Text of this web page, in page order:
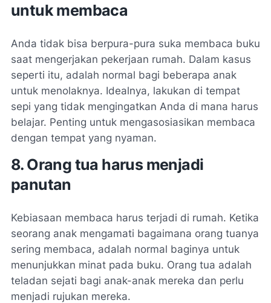
untuk membaca
Anda tidak bisa berpura-pura suka membaca buku
saat mengerjakan pekerjaan rumah. Dalam kasus
seperti itu, adalah normal bagi beberapa anak
untuk menolaknya. Idealnya, lakukan di tempat
sepi yang tidak mengingatkan Anda di mana harus
belajar. Penting untuk mengasosiasikan membaca
dengan tempat yang nyaman.
8. Orang tua harus menjadi
panutan
Kebiasaan membaca harus terjadi di rumah. Ketika
seorang anak mengamati bagaimana orang tuanya
sering membaca, adalah normal baginya untuk
menunjukkan minat pada buku. Orang tua adalah
teladan sejati bagi anak-anak mereka dan perlu
menjadi rujukan mereka.